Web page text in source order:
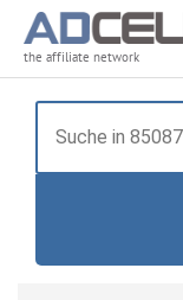
the affiliate network